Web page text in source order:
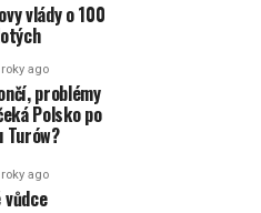
vlády o 100
roky ago
problémy
Polsko po
Turów?
roky ago
vůdce